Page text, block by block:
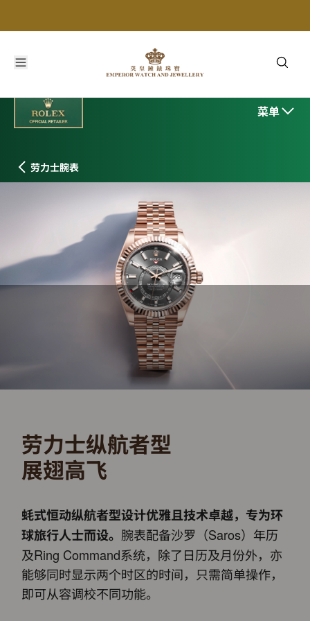
菜单
劳力士腕表
劳力士纵航者型
展翅高飞
蚝式恒动纵航者型设计优雅且技术卓越，专为环
球旅行人士而设。 腕表配备沙罗（Saros）年历
及Ring Command系统，除了日历及月份外，亦
能够同时显示两个时区的时间，只需简单操作，
即可从容调校不同功能。